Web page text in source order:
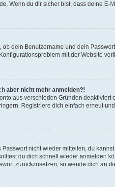
Wenn du dir sicher bist, dass deine
dein Benutzername und dein
mit der Website
aber nicht mehr anmelden?!
aus verschieden Gründen
Registriere dich einfach erneut
nicht wieder mitteilen, du
du dich schnell wieder anmelden
zurückzusetzen, so wende dich an